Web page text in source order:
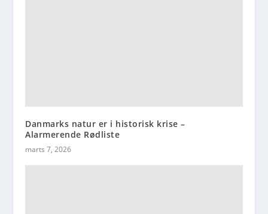
Danmarks natur er i historisk krise –
Alarmerende Rødliste
marts 7, 2026